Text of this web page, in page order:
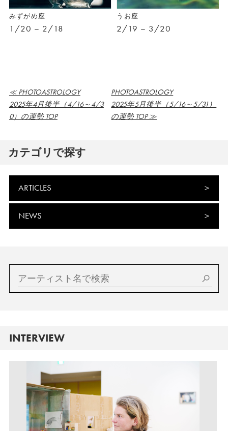
みずがめ座
1/20 – 2/18
うお座
2/19 – 3/20
≪ PHOTOASTROLOGY
2025年4月後半（4/16～4/3
0）の運勢 TOP
PHOTOASTROLOGY
2025年5月後半（5/16～5/31）
の運勢 TOP ≫
カテゴリで探す
ARTICLES
NEWS
INTERVIEW